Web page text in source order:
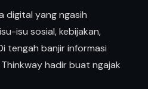
digital yang ngasih
isu sosial, kebijakan,
tengah banjir informasi
hadir buat ngajak